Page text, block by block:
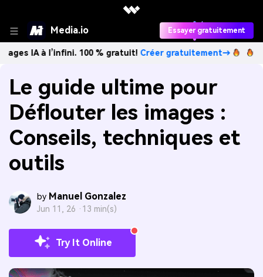
Media.io Essayer gratuitement
l’infini. 100 % gratuit!Créer gratuitement→ Créez des
Le guide ultime pour
Déflouter les images :
Conseils, techniques et
outils
by Manuel Gonzalez
Jun 11, 26 · 13 min(s)
Try It Online